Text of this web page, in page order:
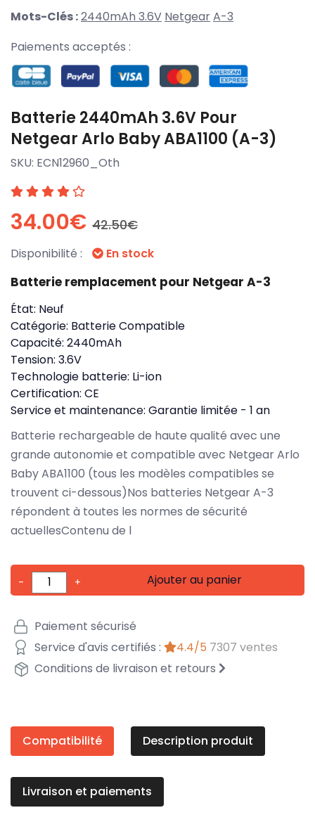
Mots-Clés :2440mAh 3.6V NetgearA-3
Paiements acceptés :
Batterie 2440mAh 3.6V Pour
Netgear Arlo Baby ABA1100 (A-3)
SKU: ECN12960_Oth
34.00€ 42.50€
Disponibilité : En stock
Batterie remplacement pour Netgear A-3
État: Neuf
Catégorie: Batterie Compatible
Capacité: 2440mAh
Tension: 3.6V
Technologie batterie: Li-ion
Certification: CE
Service et maintenance: Garantie limitée - 1 an
Batterie rechargeable de haute qualité avec une
grande autonomie et compatible avec Netgear Arlo
Baby ABA1100 (tous les modèles compatibles se
trouvent ci-dessous)Nos batteries Netgear A-3
répondent à toutes les normes de sécurité
actuellesContenu de l
- + Ajouter au panier
Paiement sécurisé
Service d'avis certifiés :
4.4/5 7307 ventes
Conditions de livraison et retours
Compatibilité Description produit
Livraison et paiements